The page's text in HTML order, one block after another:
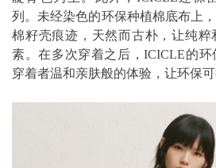
列。未经染色的环保种植棉底布上
棉籽壳痕迹，天然而古朴，让纯
素。在多次穿着之后，ICICLE的
穿着者温和亲肤般的体验，让环保可